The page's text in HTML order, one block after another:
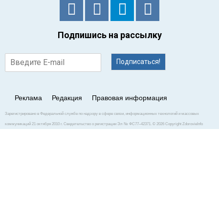
Подпишись на рассылку
Подписаться!
Реклама Редакция Правовая информация
Зарегистрировано в Федеральной службе по надзору в сфере связи, информационных технологий и массовых
коммуникаций 21 октября 2010 г. Свидетельство о регистрации Эл № ФС77–42371. © 2026 Copyright ZdorovieInfo